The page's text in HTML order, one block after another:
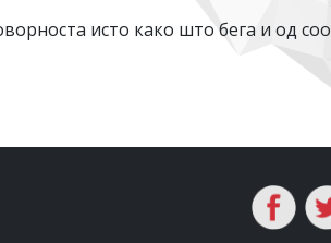
исто како што бега и од